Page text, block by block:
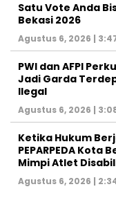
Satu Vote Anda
Bekasi 2026
Agustus 6, 2026 |
PWI dan AFPI
Jadi Garda
Ilegal
Agustus 6, 2026 |
Ketika Hukum
PEPARPEDA
Mimpi Atlet
Agustus 6, 2026 |